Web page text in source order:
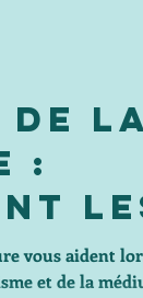
La
:
vous aident
et de la